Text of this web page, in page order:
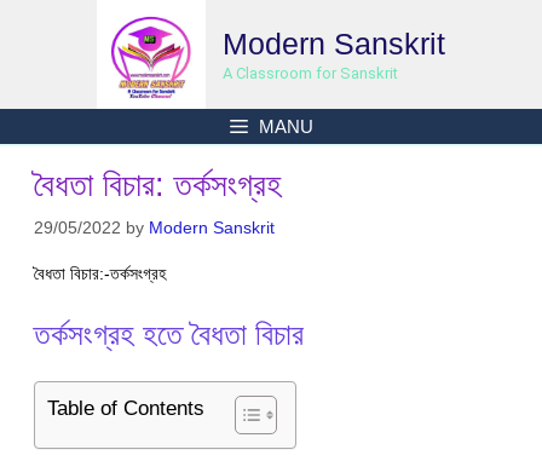
Modern Sanskrit
A Classroom for Sanskrit
MANU
বৈধতা বিচার: তর্কসংগ্রহ
29/05/2022 by Modern Sanskrit
বৈধতা বিচার:-তর্কসংগ্রহ
তর্কসংগ্রহ হতে বৈধতা বিচার
Table of Contents